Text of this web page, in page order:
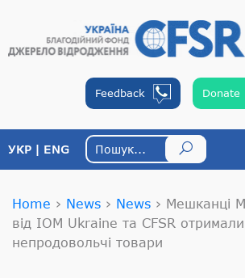
Feedback Donate
УКР ENG
Home › News › News › Мешканці
від IOM Ukraine та CFSR отримали
непродовольчі товари